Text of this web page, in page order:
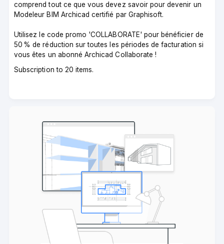
comprend tout ce que vous devez savoir pour devenir un
Modeleur BIM Archicad certifié par Graphisoft.
Utilisez le code promo 'COLLABORATE' pour bénéficier de
50 % de réduction sur toutes les périodes de facturation si
vous êtes un abonné Archicad Collaborate !
Subscription to 20 items.